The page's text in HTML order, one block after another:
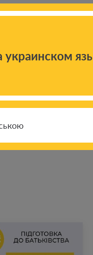
украинском